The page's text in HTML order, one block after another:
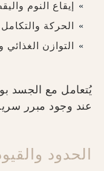
إيقاع النوم
الحركة
التوازن الغذائي
يُتعامل مع الجسد
عند وجود مبرر
الحدود